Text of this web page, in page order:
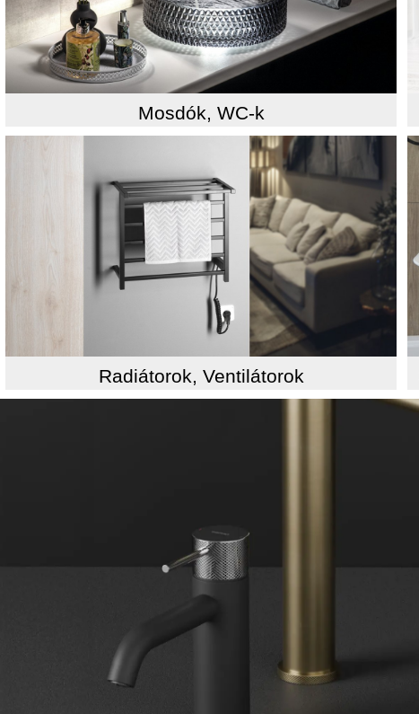
Mosdók, WC-k
Radiátorok, Ventilátorok